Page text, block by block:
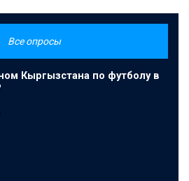
Все опросы
Кыргызстана по футболу в